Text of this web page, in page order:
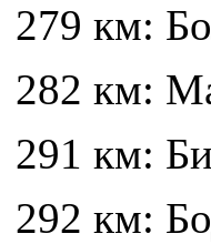
279 км:
282 км:
291 км:
292 км: